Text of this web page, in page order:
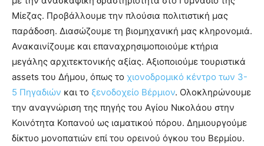
Μίεζας. Προβάλλουμε την πλούσια πολιτιστική μας
παράδοση. Διασώζουμε τη βιομηχανική μας κληρονομιά.
Ανακαινίζουμε και επαναχρησιμοποιούμε κτήρια
μεγάλης αρχιτεκτονικής αξίας. Αξιοποιούμε τουριστικά
assets του Δήμου, όπως το χιονοδρομικό κέντρο των 3-
5 Πηγαδιών και το ξενοδοχείο Βέρμιον. Ολοκληρώνουμε
την αναγνώριση της πηγής του Αγίου Νικολάου στην
Κοινότητα Κοπανού ως ιαματικού πόρου. Δημιουργούμε
δίκτυο μονοπατιών επί του ορεινού όγκου του Βερμίου.